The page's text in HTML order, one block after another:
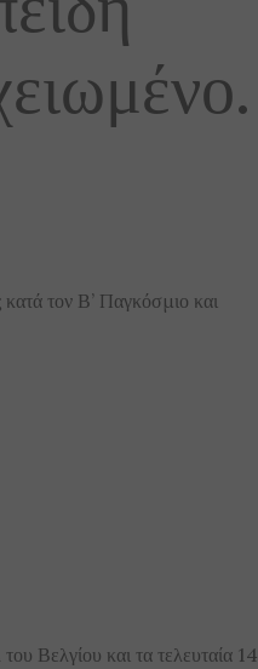
τον Β’ Παγκόσμιο και
Βελγίου και τα τελευταία 14